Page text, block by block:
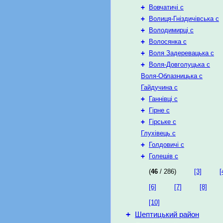
+
Вовчатичі с
+
Волиця-Гніздичівська с
+
Володимирці с
+
Волосянка с
+
Воля Задеревацька с
+
Воля-Довголуцька с
Воля-Облазницька с
Гайдучина с
+
Ганнівці с
+
Гірне с
+
Гірське с
Глухівець с
+
Голдовичі с
+
Голешів с
(46 / 286) [3]
[6] [7] [8]
[10]
+ Шептицький район